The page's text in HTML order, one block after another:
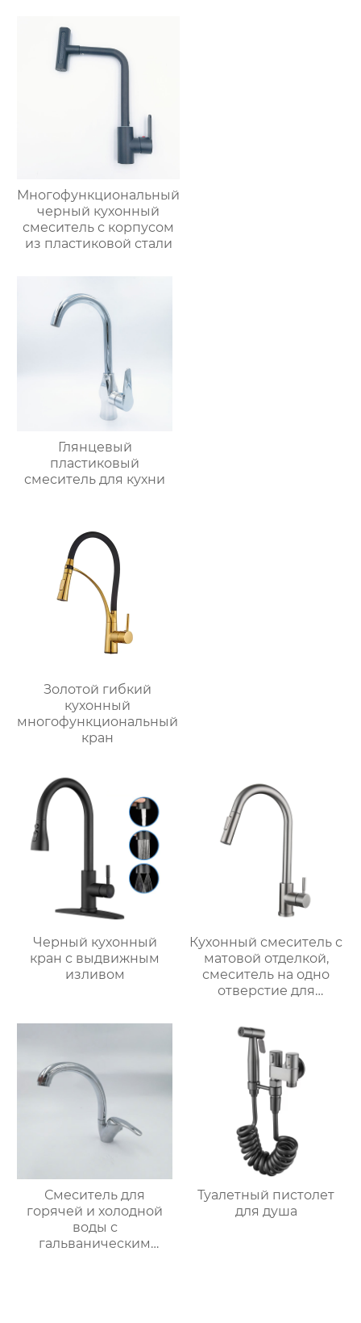
Многофункциональный
черный кухонный
смеситель с корпусом
из пластиковой стали
Глянцевый
пластиковый
смеситель для кухни
Золотой гибкий
кухонный
многофункциональный
кран
Черный кухонный
кран с выдвижным
изливом
Кухонный смеситель с
матовой отделкой,
смеситель на одно
отверстие для
Смеситель для
горячей и холодной
воды с
гальваническим
Туалетный пистолет
для душа